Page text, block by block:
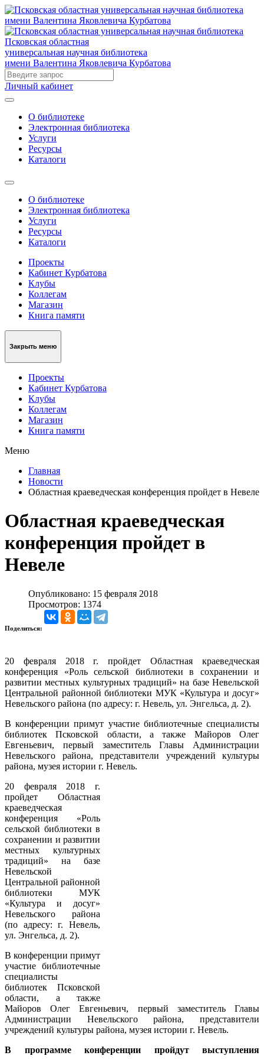
Псковская областная
универсальная научная библиотека
имени Валентина Яковлевича Курбатова
Личный кабинет
О библиотеке
Электронная библиотека
Услуги
Ресурсы
Каталоги
О библиотеке
Электронная библиотека
Услуги
Ресурсы
Каталоги
Проекты
Кабинет Курбатова
Клубы
Коллегам
Магазин
Книга памяти
Закрыть меню
Проекты
Кабинет Курбатова
Клубы
Коллегам
Магазин
Книга памяти
Меню
Главная
Новости
Областная краеведческая конференция пройдет в Невеле
Областная краеведческая
конференция пройдет в
Невеле
Опубликовано: 15 февраля 2018
Просмотров: 1374
Поделиться:
20 февраля 2018 г. пройдет Областная краеведческая
конференция «Роль сельской библиотеки в сохранении и
развитии местных культурных традиций» на базе Невельской
Центральной районной библиотеки МУК «Культура и досуг»
Невельского района (по адресу: г. Невель, ул. Энгельса, д. 2).
В конференции примут участие библиотечные специалисты
библиотек Псковской области, а также Майоров Олег
Евгеньевич, первый заместитель Главы Администрации
Невельского района, представители учреждений культуры
района, музея истории г. Невель.
20 февраля 2018 г.
пройдет Областная
краеведческая
конференция «Роль
сельской библиотеки в
сохранении и развитии
местных культурных
традиций» на базе
Невельской
Центральной районной
библиотеки МУК
«Культура и досуг»
Невельского района
(по адресу: г. Невель,
ул. Энгельса, д. 2).
В конференции примут
участие библиотечные
специалисты
библиотек Псковской
области, а также
Майоров Олег Евгеньевич, первый заместитель Главы
Администрации Невельского района, представители
учреждений культуры района, музея истории г. Невель.
В программе конференции пройдут выступления